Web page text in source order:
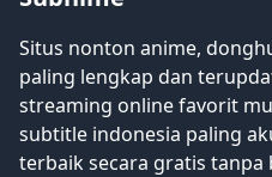
Situs nonton anime,
paling lengkap dan
streaming online favorit
subtitle indonesia paling
terbaik secara gratis tanpa